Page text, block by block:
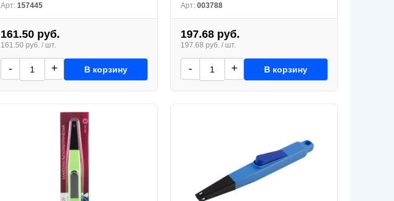
Арт: 157445
161.50 руб.
161.50 руб. / шт.
- + В корзину
Арт: 003788
197.68 руб.
197.68 руб. / шт.
- + В корзину